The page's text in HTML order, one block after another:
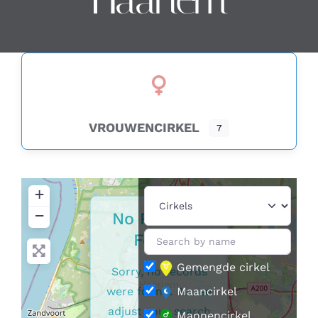
VROUWENCIRKEL 7
+
−
No Records
Found
Sorry, no records
were found. Please
adjust your search
Gemengde cirkel
Maancirkel